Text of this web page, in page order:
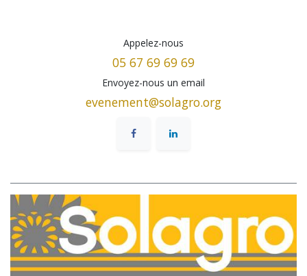
Appelez-nous
05 67 69 69 69
Envoyez-nous un email
evenement@solagro.org